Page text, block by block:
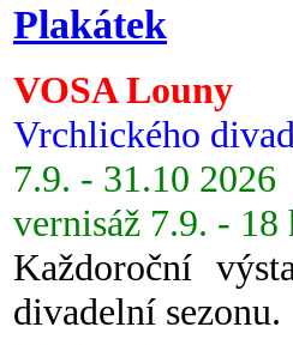
Plakátek
VOSA Louny
Vrchlického
7.9. - 31.10 2026
vernisáž 7.9. - 18
Každoroční
divadelní sezonu.